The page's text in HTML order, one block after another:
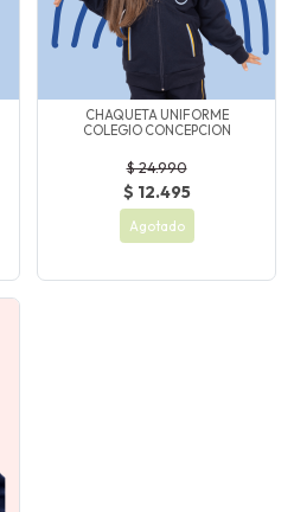
CHAQUETA UNIFORME
COLEGIO CONCEPCION
$ 24.990
$ 12.495
Agotado